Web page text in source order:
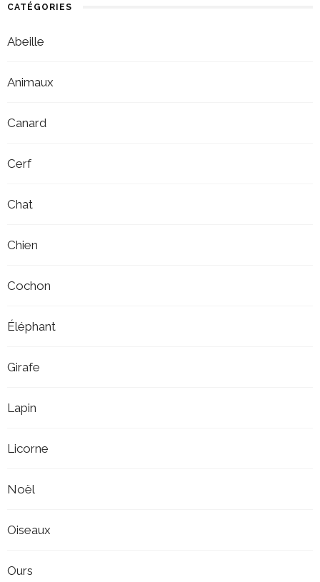
CATÉGORIES
Abeille
Animaux
Canard
Cerf
Chat
Chien
Cochon
Éléphant
Girafe
Lapin
Licorne
Noël
Oiseaux
Ours